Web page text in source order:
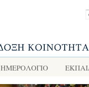
ΗΜΕΡΟΛΟΓΙΟ